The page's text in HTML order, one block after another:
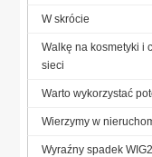
W skrócie
Walkę na kosmetyki i
sieci
Warto wykorzystać
Wierzymy w
Wyraźny spadek